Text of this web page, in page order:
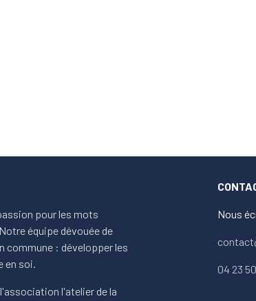
pour les mots
équipe dévouée de
commune : développer les
en soi.
l'atelier de la
Nous
04 23